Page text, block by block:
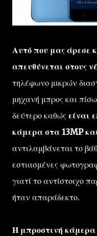
Αυτό που μας άρεσε
απευθύνεται στους
τηλέφωνο μικρών
μηχανή μπρος και
δεύτερο καθώς είναι
κάμερα στα 13MP
αντιλαμβάνεται το
εστιασμένες
γιατί το αντίστοιχο
ήταν απαράδεκτο.
Η μπροστινή κάμερα